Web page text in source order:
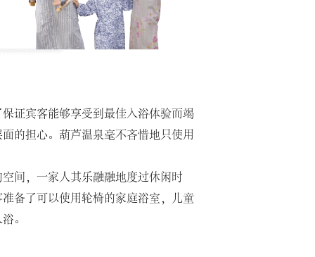
证宾客能够享受到最佳入浴体验而竭
的担心。葫芦温泉毫不吝惜地只使用
间，一家人其乐融融地度过休闲时
备了可以使用轮椅的家庭浴室，儿童
。